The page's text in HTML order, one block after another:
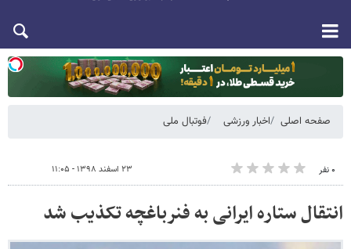
صفحه اصلی اخبار ورزشی فوتبال ملی
۰ نفر ۲۳ اسفند ۱۳۹۸ - ۱۱:۰۵
انتقال ستاره ایرانی به فنرباغچه تکذیب شد